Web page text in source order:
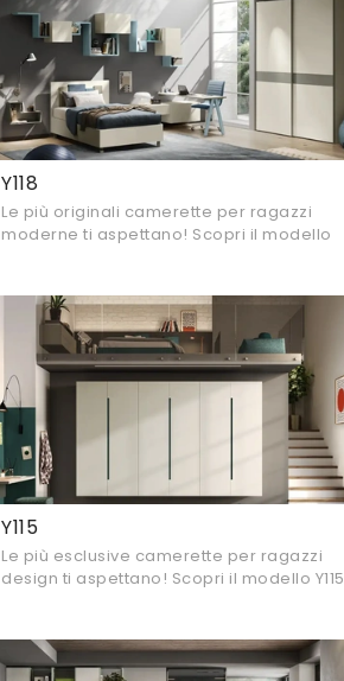
Y118
Le più originali camerette per ragazzi
moderne ti aspettano! Scopri il modello
Y115
Le più esclusive camerette per ragazzi
design ti aspettano! Scopri il modello Y115